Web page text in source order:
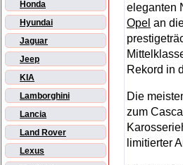
Honda
Hyundai
Jaguar
Jeep
KIA
Lamborghini
Lancia
Land Rover
Lexus
eleganten
Opel an
Rekord in
Die
zum
limitierter